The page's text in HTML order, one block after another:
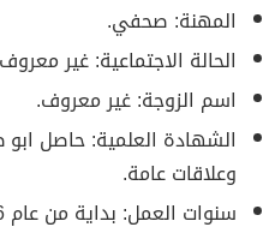
المهنة: صحفي.
الحالة الاجتماعية: غير
اسم الزوجة: غير معروف.
الشهادة العلمية: حاصل
وعلاقات عامة.
سنوات العمل: بداية من عام 1996.